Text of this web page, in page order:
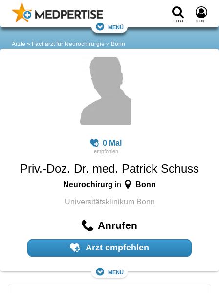
Suche Login
Menü
Ärzte Facharzt für Neurochirurgie Bonn
0 Mal
Priv.-Doz. Dr. med. Patrick Schuss
Neurochirurg in Bonn
Universitätsklinikum Bonn
Anrufen
Arzt empfehlen
Menü